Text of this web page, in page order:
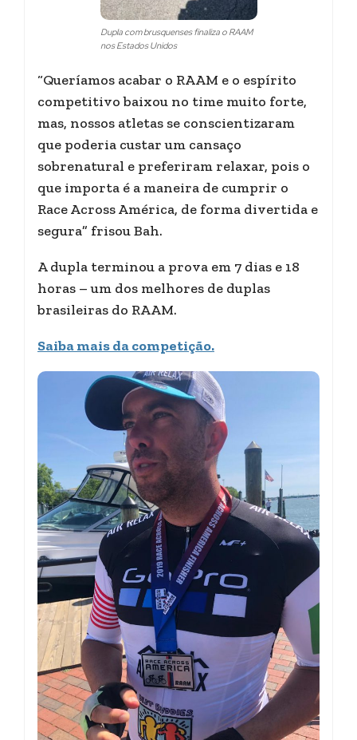
Dupla com brusquenses finaliza o RAAM
nos Estados Unidos
“Queríamos acabar o RAAM e o espírito
competitivo baixou no time muito forte,
mas, nossos atletas se conscientizaram
que poderia custar um cansaço
sobrenatural e preferiram relaxar, pois o
que importa é a maneira de cumprir o
Race Across América, de forma divertida e
segura” frisou Bah.
A dupla terminou a prova em 7 dias e 18
horas – um dos melhores de duplas
brasileiras do RAAM.
Saiba mais da competição.